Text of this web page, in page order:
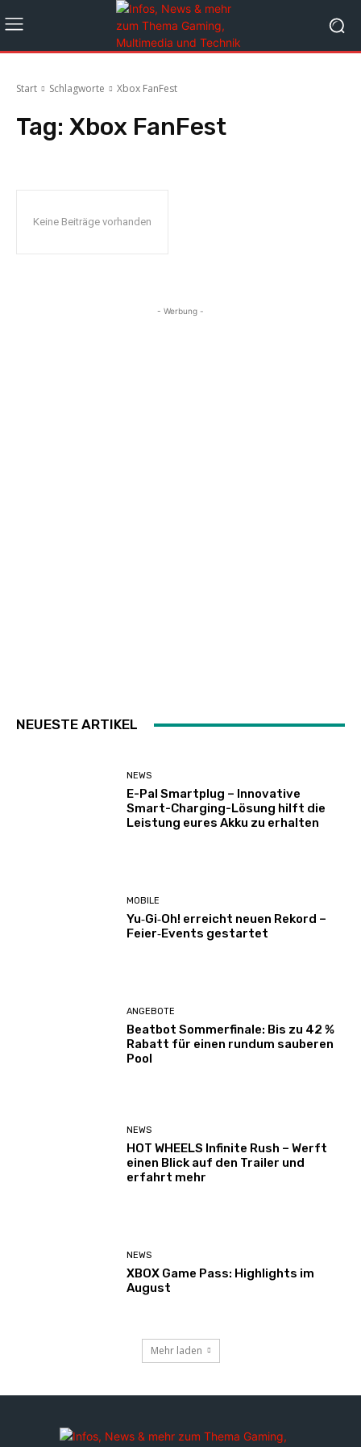
Start Schlagworte Xbox FanFest
Tag: Xbox FanFest
Keine Beiträge vorhanden
- Werbung -
NEUESTE ARTIKEL
NEWS
E-Pal Smartplug – Innovative
Smart-Charging-Lösung hilft die
Leistung eures Akku zu erhalten
MOBILE
Yu‑Gi‑Oh! erreicht neuen Rekord –
Feier‑Events gestartet
ANGEBOTE
Beatbot Sommerfinale: Bis zu 42 %
Rabatt für einen rundum sauberen
Pool
NEWS
HOT WHEELS Infinite Rush – Werft
einen Blick auf den Trailer und
erfahrt mehr
NEWS
XBOX Game Pass: Highlights im
August
Mehr laden